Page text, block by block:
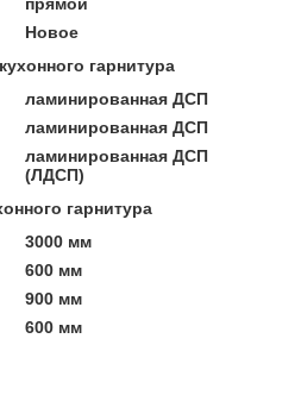
Новое
гарнитура
ламинированная ДСП
ламинированная ДСП
ламинированная ДСП
(ЛДСП)
гарнитура
3000 мм
600 мм
900 мм
600 мм